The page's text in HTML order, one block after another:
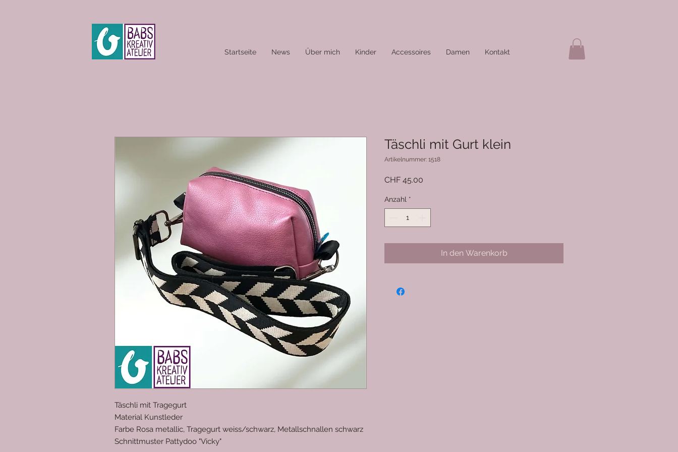
Startseite News Über mich Kinder Accessoires Damen Kontakt
Täschli mit Tragegurt
Material Kunstleder
Farbe Rosa metallic, Tragegurt weiss/schwarz, Metallschnallen schwarz
Schnittmuster Pattydoo "Vicky"
Täschli mit Gurt klein
Artikelnummer: 1518
CHF 45.00
Anzahl *
In den Warenkorb